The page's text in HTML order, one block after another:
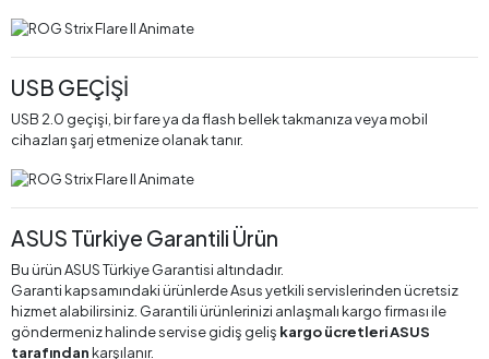
USB GEÇİŞİ
USB 2.0 geçişi, bir fare ya da flash bellek takmanıza veya mobil
cihazları şarj etmenize olanak tanır.
ASUS Türkiye Garantili Ürün
Bu ürün ASUS Türkiye Garantisi altındadır.
Garanti kapsamındaki ürünlerde Asus yetkili servislerinden ücretsiz
hizmet alabilirsiniz. Garantili ürünlerinizi anlaşmalı kargo firması ile
göndermeniz halinde servise gidiş geliş kargo ücretleri ASUS
tarafındankarşılanır.